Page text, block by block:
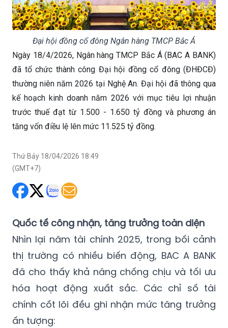
Đại hội đồng cổ đông Ngân hàng TMCP Bắc Á
Ngày 18/4/2026, Ngân hàng TMCP Bắc Á (BAC A BANK)
đã tổ chức thành công Đại hội đồng cổ đông (ĐHĐCĐ)
thường niên năm 2026 tại Nghệ An. Đại hội đã thông qua
kế hoạch kinh doanh năm 2026 với mục tiêu lợi nhuận
trước thuế đạt từ 1.500 - 1.650 tỷ đồng và phương án
tăng vốn điều lệ lên mức 11.525 tỷ đồng.
Thứ Bảy 18/04/2026 18:49
(GMT+7)
Quốc tế công nhận, tăng trưởng toàn diện
Nhìn lại năm tài chính 2025, trong bối cảnh
thị trường có nhiều biến động, BAC A BANK
đã cho thấy khả năng chống chịu và tối ưu
hóa hoạt động xuất sắc. Các chỉ số tài
chính cốt lõi đều ghi nhận mức tăng trưởng
ấn tượng: